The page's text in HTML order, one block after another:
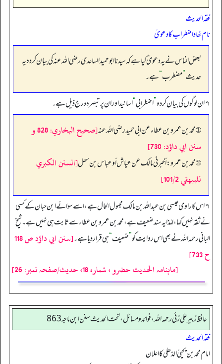
فقہ الحدیث
نام نھاد اضطراب کا دعویٰ
بعض الناس نے یہ دعویٰ کیا ہے کہ سیدنا ابوحمید الساعدی رضی اللہ عنہ کی بیان کردہ یہ
حدیث”مضطرب“ہے۔
↰ ان لوگوں کی بیان کردہ”اضطرابی“اسانید اور ان پر تبصرہ درج ذیل ہے۔
① محمد بن عمرو بن عطاء عن ابی حمید رضی اللہ عنہ
[صحيح البخاري: 828 و
سنن ابي داؤد: 730]
② محمد بن عمرو: أخبرنی مالک عن عیاش أو عباس بن سھل[السنن الكبري
للبيهقي 101/2]
↰ اس کا راوی عیسی بن عبداللہ بن مالک مجہول الحال ہے، اسے سوائے ابن حبان کے کسی
نے ثقہ نہیں کہا، لہٰذا یہ سند ضعیف ہے، محمد بن عمرو بن عطاء سے ثابت ہی نہیں ہے۔ شیخ
البانی رحمه الله نے بھی اس روایت کو”ضعیف“ہی قرار دیا ہے۔
[سنن ابي داؤد ص 118
ح 733]
[ماہنامہ الحدیث حضرو ، شمارہ 18، حدیث/صفحہ نمبر: 26]
حافظ زبير على زئي رحمه الله، فوائد و مسائل، تحت الحديث سنن ابن ماجه 863
فقہ الحدیث
امام محمد بن یحییٰ الذھلی کا اعلان